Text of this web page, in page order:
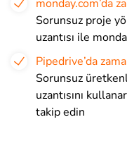
monday.com’da
Sorunsuz proje
uzantısı ile
Pipedrive’da
Sorunsuz
uzantısını
takip edin